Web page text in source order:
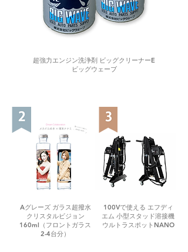
超強力エンジン洗浄剤 ビッグクリーナーE
ビッグウェーブ
Aグレーズ ガラス超撥水
クリスタルビジョン
160ml（フロントガラス
2-4台分）
100Vで使える エフディ
エム 小型スタッド溶接機
ウルトラスポットNANO